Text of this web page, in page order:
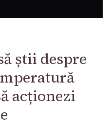
știi despre
acționezi